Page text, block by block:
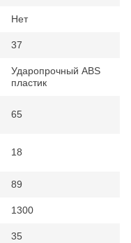
Нет
37
Ударопрочный ABS
пластик
65
18
89
1300
35